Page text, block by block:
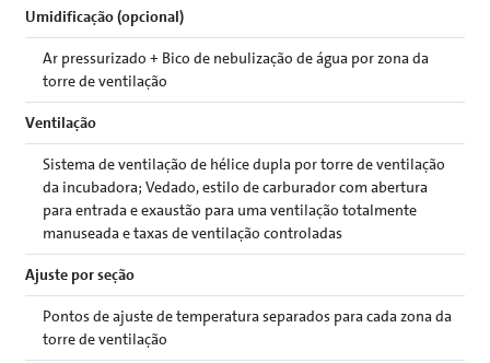
Umidificação (opcional)
Ar pressurizado + Bico de nebulização de água por zona da
torre de ventilação
Ventilação
Sistema de ventilação de hélice dupla por torre de ventilação
da incubadora; Vedado, estilo de carburador com abertura
para entrada e exaustão para uma ventilação totalmente
manuseada e taxas de ventilação controladas
Ajuste por seção
Pontos de ajuste de temperatura separados para cada zona da
torre de ventilação